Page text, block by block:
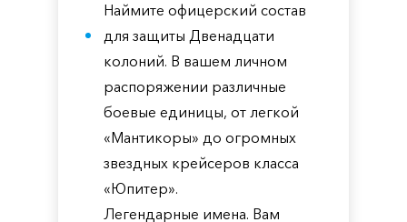
Наймите офицерский состав
для защиты Двенадцати
колоний. В вашем личном
распоряжении различные
боевые единицы, от легкой
«Мантикоры» до огромных
звездных крейсеров класса
«Юпитер».
Легендарные имена. Вам